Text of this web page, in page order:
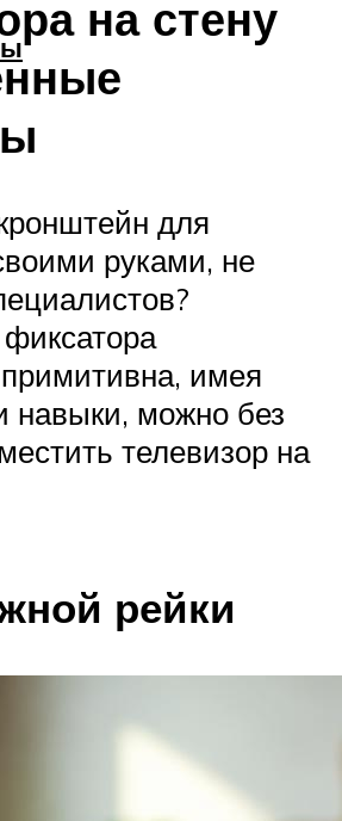
на стену
для
руками, не
имея
навыки, можно без
телевизор на
рейки